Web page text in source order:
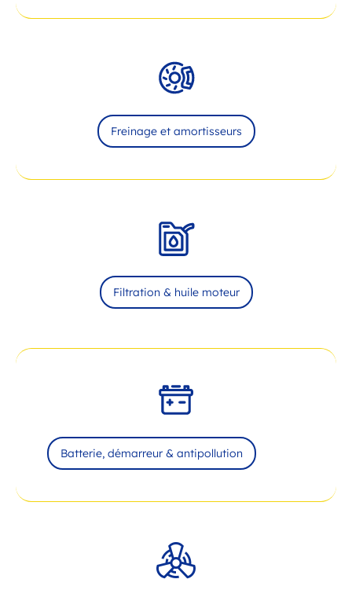
Freinage et amortisseurs
Filtration & huile moteur
Batterie, démarreur & antipollution